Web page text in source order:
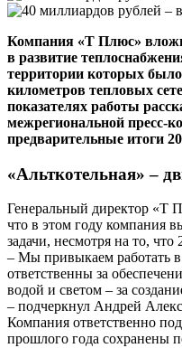
Компания «Т Плюс»
в развитие
территории которых
километров тепловых
показателях работы
межрегиональной пресс-
предварительные итоги
«Альткотельная» –
Генеральный директор «Т
что в этом году компания
задачи, несмотря на то,
– Мы привыкаем работать
ответственны за
водой и светом – за
– подчеркнул Андрей
Компания ответственно
прошлого года сохранены